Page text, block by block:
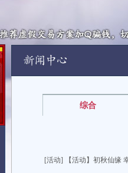
闻中心
综合
[活动] 【活动】初秋仙缘